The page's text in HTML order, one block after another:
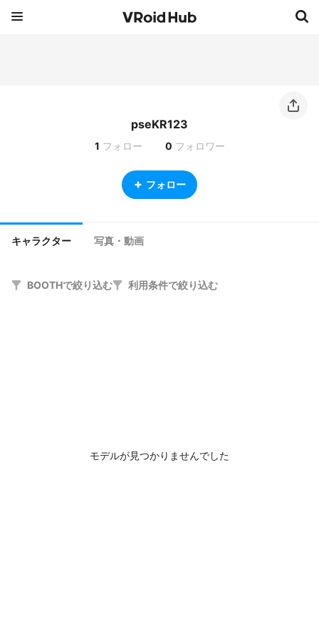
pseKR123
1 フォロー 0 フォロワー
フォロー
キャラクター 写真・動画
BOOTHで絞り込む 利用条件で絞り込む
モデルが見つかりませんでした